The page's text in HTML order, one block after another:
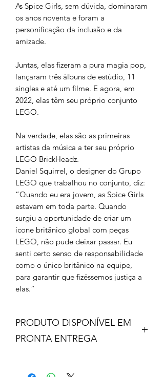
As Spice Girls, sem dúvida, dominaram
os anos noventa e foram a
personificação da inclusão e da
amizade.
Juntas, elas fizeram a pura magia pop,
lançaram três álbuns de estúdio, 11
singles e até um filme. E agora, em
2022, elas têm seu próprio conjunto
LEGO.
Na verdade, elas são as primeiras
artistas da música a ter seu próprio
LEGO BrickHeadz.
Daniel Squirrel, o designer do Grupo
LEGO que trabalhou no conjunto, diz:
“Quando eu era jovem, as Spice Girls
estavam em toda parte. Quando
surgiu a oportunidade de criar um
ícone britânico global com peças
LEGO, não pude deixar passar. Eu
senti certo senso de responsabilidade
como o único britânico na equipe,
para garantir que fizéssemos justiça a
elas.”
PRODUTO DISPONÍVEL EM
PRONTA ENTREGA
disponível para envio.